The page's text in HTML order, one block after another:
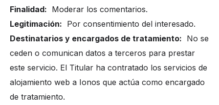
Finalidad: Moderar los comentarios.
Legitimación: Por consentimiento del interesado.
Destinatarios y encargados de tratamiento: No se
ceden o comunican datos a terceros para prestar
este servicio. El Titular ha contratado los servicios de
alojamiento web a Ionos que actúa como encargado
de tratamiento.